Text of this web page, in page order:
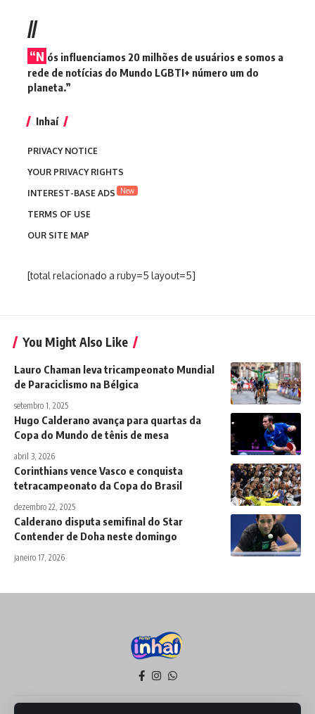
//
“N ós influenciamos 20 milhões de usuários e somos a
rede de notícias do Mundo LGBTI+ número um do
planeta.”
Inhaí
PRIVACY NOTICE
YOUR PRIVACY RIGHTS
INTEREST-BASE ADS
New
TERMS OF USE
OUR SITE MAP
[total relacionado a ruby=5 layout=5]
You Might Also Like
Lauro Chaman leva tricampeonato Mundial
de Paraciclismo na Bélgica
setembro 1, 2025
Hugo Calderano avança para quartas da
Copa do Mundo de tênis de mesa
abril 3, 2026
Corinthians vence Vasco e conquista
tetracampeonato da Copa do Brasil
dezembro 22, 2025
Calderano disputa semifinal do Star
Contender de Doha neste domingo
janeiro 17, 2026